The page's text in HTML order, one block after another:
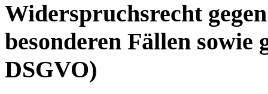
Widerspruchsrecht
besonderen Fällen
DSGVO)